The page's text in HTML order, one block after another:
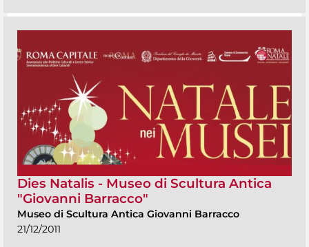
Dies Natalis - Museo di Scultura Antica
"Giovanni Barracco"
Museo di Scultura Antica Giovanni Barracco
21/12/2011